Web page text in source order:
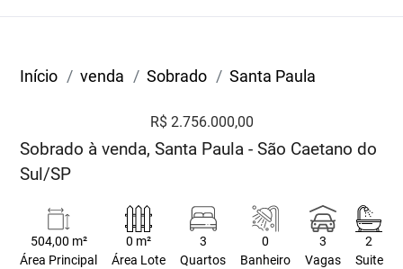
Início venda Sobrado Santa Paula
R$ 2.756.000,00
Sobrado à venda, Santa Paula - São Caetano do
Sul/SP
504,00 m²
Área Principal
0 m²
Área Lote
3
Quartos
0
Banheiro
3
Vagas
2
Suite